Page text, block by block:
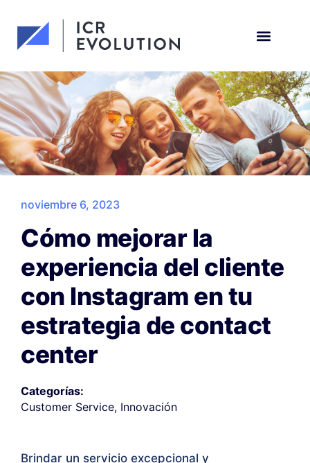
noviembre 6, 2023
Cómo mejorar la
experiencia del cliente
con Instagram en tu
estrategia de contact
center
Categorías:
Customer Service, Innovación
Brindar un servicio excepcional y